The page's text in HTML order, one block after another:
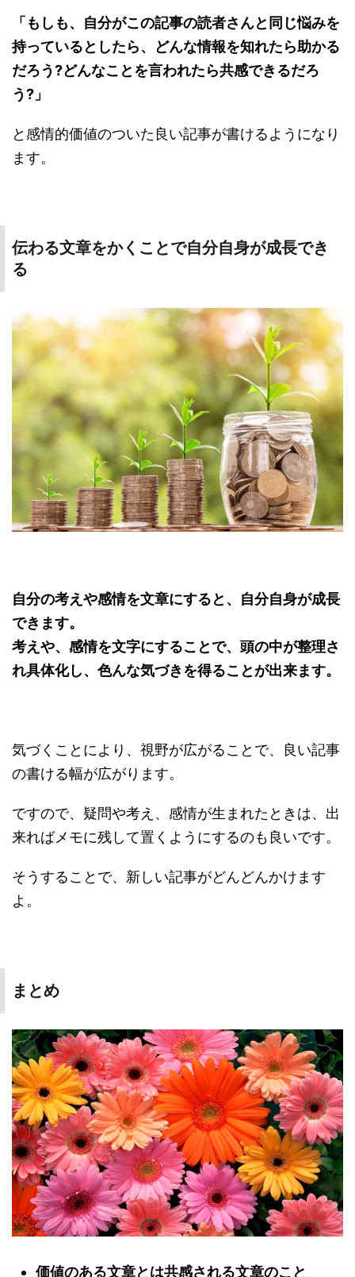
「もしも、自分がこの記事の読者さんと同じ悩みを
持っているとしたら、どんな情報を知れたら助かる
だろう?どんなことを言われたら共感できるだろ
う?」
と感情的価値のついた良い記事が書けるようになり
ます。
伝わる文章をかくことで自分自身が成長でき
る
自分の考えや感情を文章にすると、自分自身が成長
できます。
考えや、感情を文字にすることで、頭の中が整理さ
れ具体化し、色んな気づきを得ることが出来ます。
気づくことにより、視野が広がることで、良い記事
の書ける幅が広がります。
ですので、疑問や考え、感情が生まれたときは、出
来ればメモに残して置くようにするのも良いです。
そうすることで、新しい記事がどんどんかけます
よ。
まとめ
価値のある文章とは共感される文章のこと